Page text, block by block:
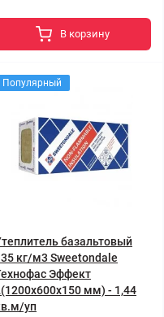
В корзину
Популярный
базальтовый
кг/м3 Sweetondale
Эффект
мм) - 1,44
уп